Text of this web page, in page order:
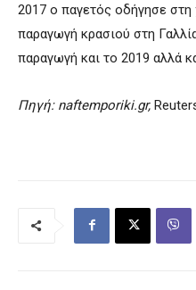
2017 ο παγετός οδήγησε στη
παραγωγή κρασιού στη
παραγωγή και το 2019 αλλά
Πηγή: naftemporiki.gr,